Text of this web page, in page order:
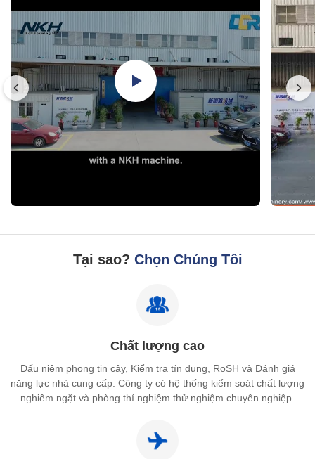
Tại sao? Chọn Chúng Tôi
Chất lượng cao
Dấu niêm phong tin cậy, Kiểm tra tín dụng, RoSH và Đánh giá
năng lực nhà cung cấp. Công ty có hệ thống kiểm soát chất lượng
nghiêm ngặt và phòng thí nghiệm thử nghiệm chuyên nghiệp.